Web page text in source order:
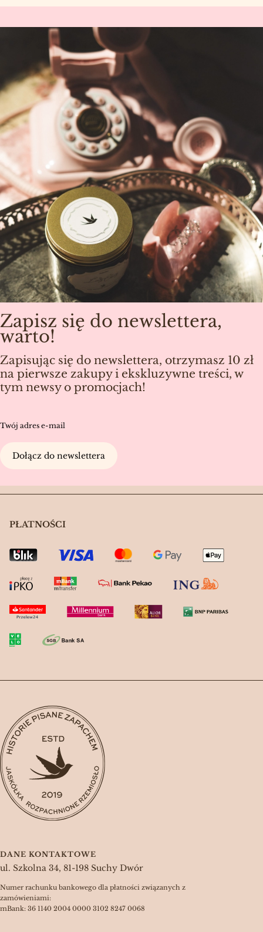
Zapisz się do newslettera,
warto!
Zapisując się do newslettera, otrzymasz 10 zł
na pierwsze zakupy i ekskluzywne treści, w
tym newsy o promocjach!
Twój adres e-mail
Dołącz do newslettera
PŁATNOŚCI
DANE KONTAKTOWE
ul. Szkolna 34, 81-198 Suchy Dwór
Numer rachunku bankowego dla płatności związanych z
zamówieniami:
mBank: 36 1140 2004 0000 3102 8247 0068